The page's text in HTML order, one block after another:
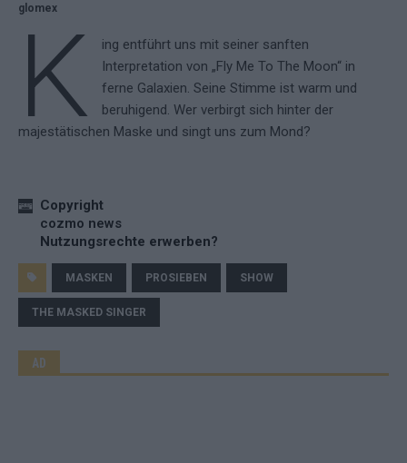
glomex
K
ing entführt uns mit seiner sanften
Interpretation von „Fly Me To The Moon“ in
ferne Galaxien. Seine Stimme ist warm und
beruhigend. Wer verbirgt sich hinter der
majestätischen Maske und singt uns zum Mond?
Copyright
cozmo news
Nutzungsrechte erwerben?
MASKEN PROSIEBEN SHOW
THE MASKED SINGER
AD